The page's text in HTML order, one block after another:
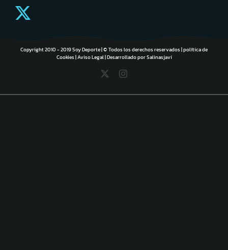
Copyright 2010 - 2019 Soy Deporte | © Todos los derechos reservados |política de
Cookies|Aviso Legal| Desarrollado porSalinasjavi
Instagram